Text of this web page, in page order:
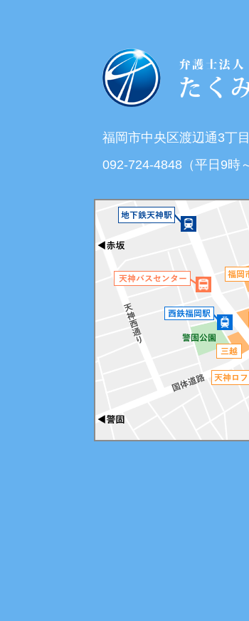
福岡市中央区渡辺通3丁
092-724-4848（平日9時